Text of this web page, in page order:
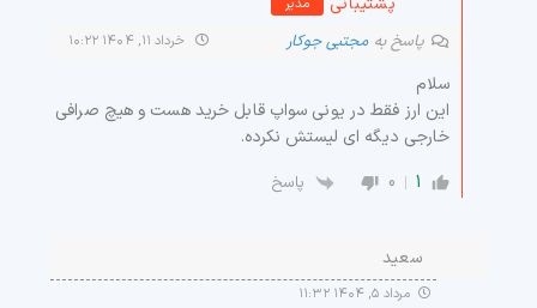
پاسخ بهمجتبی جوکار خرداد ۱۱, ۱۴۰۴ ۱۰:۲۲
سلام
این ارز فقط در یونی سواپ قابل خرید هست و هیچ صرافی
خارجی دیگه ای لیستش نکرده.
1
0 پاسخ
سعید
مرداد ۵, ۱۴۰۴ ۱۱:۳۲